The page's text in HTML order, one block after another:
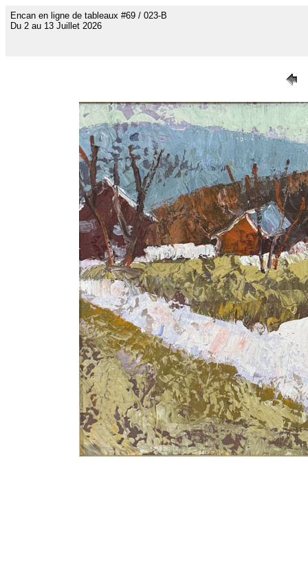
Encan en ligne de tableaux #69 / 023-B
Du 2 au 13 Juillet 2026